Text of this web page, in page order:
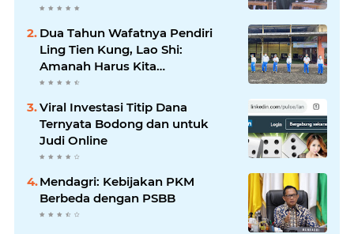
Dua Tahun Wafatnya Pendiri
Ling Tien Kung, Lao Shi:
Amanah Harus Kita
Laksanakan!
Viral Investasi Titip Dana
Ternyata Bodong dan untuk
Judi Online
Mendagri: Kebijakan PKM
Berbeda dengan PSBB